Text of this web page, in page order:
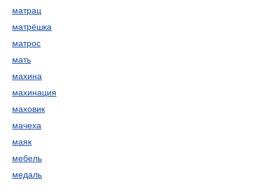
матрац
матрёшка
матрос
мать
махина
махинация
маховик
мачеха
маяк
мебель
медаль